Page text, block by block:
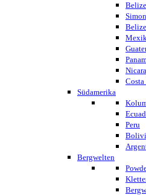
Belize
Südamerika
Peru
Bergwelten